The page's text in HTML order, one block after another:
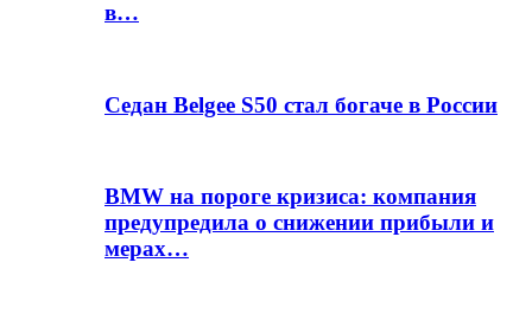
в…
Седан Belgee S50 стал богаче в России
BMW на пороге кризиса: компания
предупредила о снижении прибыли и
мерах…